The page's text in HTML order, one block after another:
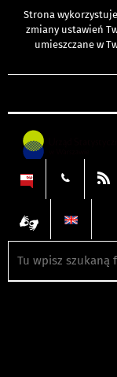
Strona wykorzystuje
zmiany ustawień
umieszczane w